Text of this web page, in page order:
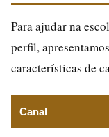
Para ajudar na
perfil,
características de
Canal